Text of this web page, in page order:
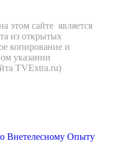
этом сайте является
из открытых
копирование и
указании
TVExtra.ru)
Внетелесному Опыту